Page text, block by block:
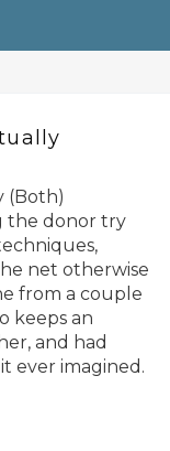
(Both)
the donor try
net otherwise
from a couple
keeps an
and had
ever imagined.